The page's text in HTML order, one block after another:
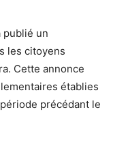
publié un
les citoyens
Cette annonce
établies
précédant le